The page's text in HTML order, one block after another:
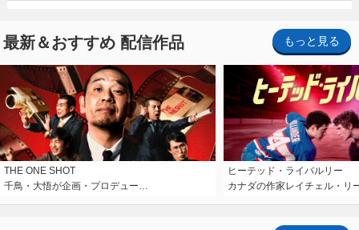
最新＆おすすめ 配信作品 もっと見る
THE ONE SHOT
千鳥・大悟が企画・プロデュー…
ヒーテッド・ライバルリー
カナダの作家レイチェル・リ